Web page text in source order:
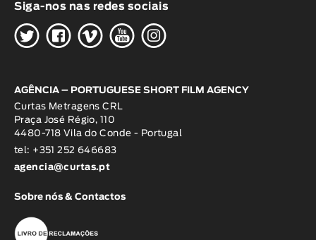
Siga-nos nas redes sociais
HGWOK
AGÊNCIA – PORTUGUESE SHORT FILM AGENCY
Curtas Metragens CRL
Praça José Régio, 110
4480-718 Vila do Conde - Portugal
tel: +351 252 646683
agencia@curtas.pt
Sobre nós & Contactos